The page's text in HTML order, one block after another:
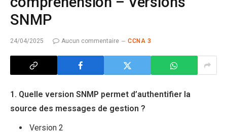
SNMP
24/04/2025 Aucun commentaire CCNA 3
1. Quelle version SNMP permet d’authentifier la
source des messages de gestion ?
Version 2